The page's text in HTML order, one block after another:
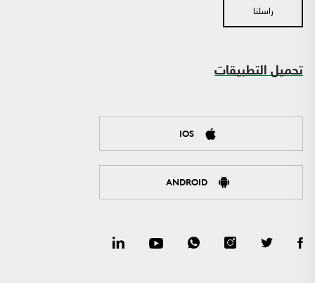
راسلنا
تحميل التطبيقات
IOS
ANDROID